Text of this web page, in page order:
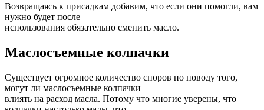
Возвращаясь к присадкам добавим, что если они помогли, вам
нужно будет после
использования обязательно сменить масло.
Маслосъемные колпачки
Существует огромное количество споров по поводу того,
могут ли маслосъемные колпачки
влиять на расход масла. Потому что многие уверены, что